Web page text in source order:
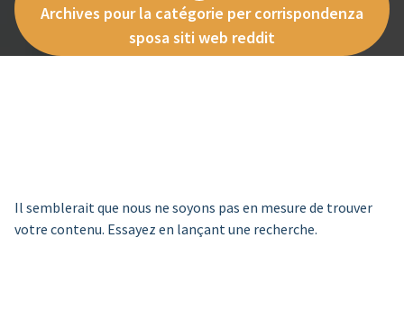
Archives pour la catégorie per corrispondenza
sposa siti web reddit
Il semblerait que nous ne soyons pas en mesure de trouver
votre contenu. Essayez en lançant une recherche.